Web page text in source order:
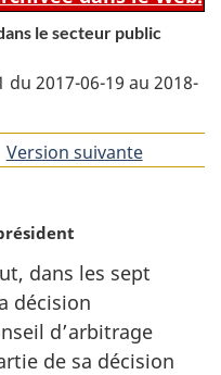
le secteur public
2017-06-19 au 2018-
Version suivantede
dans les sept
décision
d’arbitrage
de sa décision